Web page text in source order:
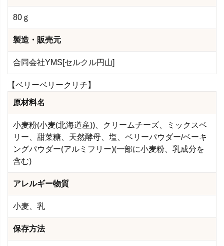
80ｇ
製造・販売元
合同会社YMS[セルクル円山]
【ベリーベリークリチ】
原材料名
小麦粉(小麦(北海道産))、クリームチーズ、ミックスベ
リー、甜菜糖、天然酵母、塩、ベリーパウダー/ベーキ
ングパウダー(アルミフリー)(一部に小麦粉、乳成分を
含む)
アレルギー物質
小麦、乳
保存方法